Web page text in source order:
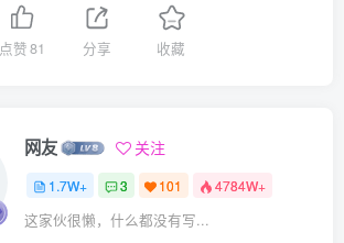
点赞81 分享 收藏
网友 关注
1.7W+ 3 101 4784W+
这家伙很懒，什么都没有写...